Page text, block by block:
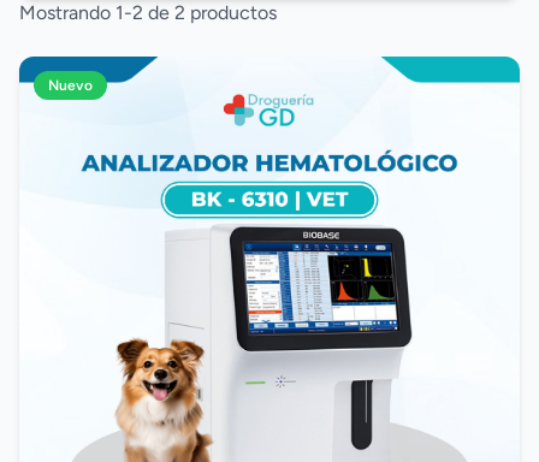
Mostrando 1-2 de 2 productos
Nuevo